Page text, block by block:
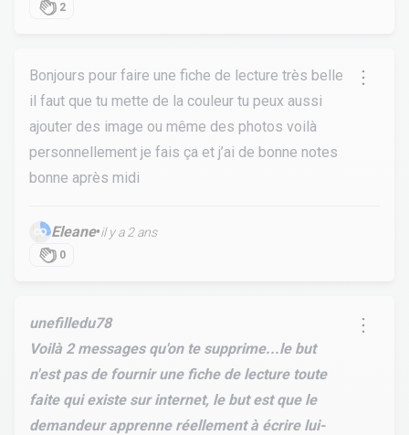
2
Bonjours pour faire une fiche de lecture très belle
il faut que tu mette de la couleur tu peux aussi
ajouter des image ou même des photos voilà
personnellement je fais ça et j’ai de bonne notes
bonne après midi
Eleane•il y a 2 ans
0
unefilledu78
Voilà 2 messages qu'on te supprime...le but
n'est pas de fournir une fiche de lecture toute
faite qui existe sur internet, le but est que le
demandeur apprenne réellement à écrire lui-